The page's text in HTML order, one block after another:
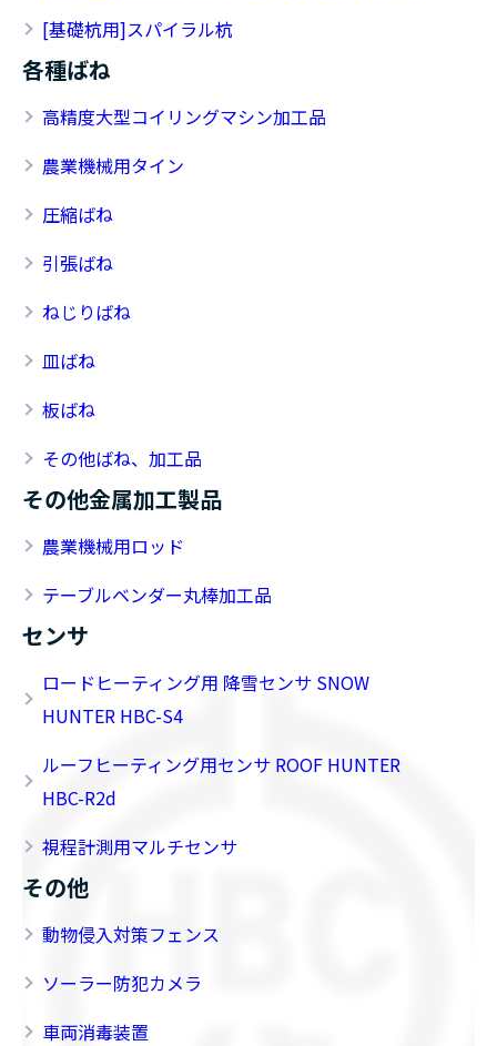
[基礎杭用]スパイラル杭
各種ばね
高精度大型コイリングマシン加工品
農業機械用タイン
圧縮ばね
引張ばね
ねじりばね
皿ばね
板ばね
その他ばね、加工品
その他金属加工製品
農業機械用ロッド
テーブルベンダー丸棒加工品
センサ
ロードヒーティング用 降雪センサ SNOW
HUNTER HBC-S4
ルーフヒーティング用センサ ROOF HUNTER
HBC-R2d
視程計測用マルチセンサ
その他
動物侵入対策フェンス
ソーラー防犯カメラ
車両消毒装置